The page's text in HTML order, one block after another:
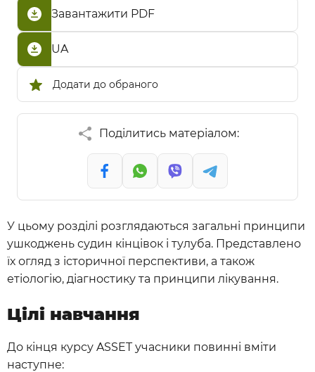
Додати до обраного
Завантажити PDF
UA
Поділитись матеріалом:
У цьому розділі розглядаються загальні принципи
ушкоджень судин кінцівок і тулуба. Представлено
їх огляд з історичної перспективи, а також
етіологію, діагностику та принципи лікування.
Цілі навчання
До кінця курсу ASSET учасники повинні вміти
наступне: